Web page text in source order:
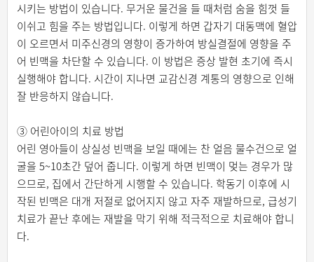
시키는 방법이 있습니다. 무거운 물건을 들 때처럼 숨을 힘껏 들
이쉬고 힘을 주는 방법입니다. 이렇게 하면 갑자기 대동맥에 혈압
이 오르면서 미주신경의 영향이 증가하여 방실결절에 영향을 주
어 빈맥을 차단할 수 있습니다. 이 방법은 증상 발현 초기에 즉시
실행해야 합니다. 시간이 지나면 교감신경 계통의 영향으로 인해
잘 반응하지 않습니다.
③ 어린아이의 치료 방법
어린 영아들이 상실성 빈맥을 보일 때에는 찬 얼음 물수건으로 얼
굴을 5~10초간 덮어 줍니다. 이렇게 하면 빈맥이 멎는 경우가 많
으므로, 집에서 간단하게 시행할 수 있습니다. 학동기 이후에 시
작된 빈맥은 대개 저절로 없어지지 않고 자주 재발하므로, 급성기
치료가 끝난 후에는 재발을 막기 위해 적극적으로 치료해야 합니
다.